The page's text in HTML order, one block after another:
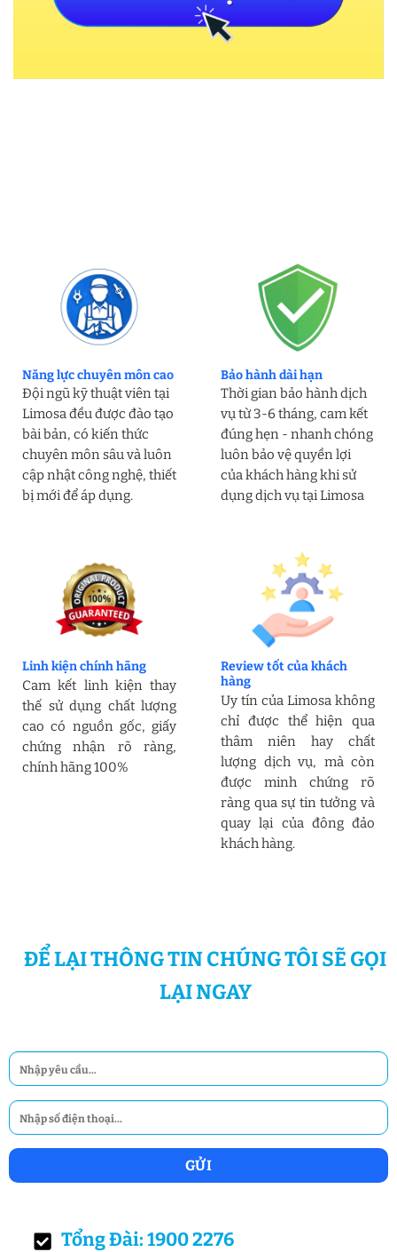
Năng lực chuyên môn cao
Đội ngũ kỹ thuật viên tại
Limosa đều được đào tạo
bài bản, có kiến thức
chuyên môn sâu và luôn
cập nhật công nghệ, thiết
bị mới để áp dụng.
Bảo hành dài hạn
Thời gian bảo hành dịch
vụ từ 3-6 tháng, cam kết
đúng hẹn - nhanh chóng
luôn bảo vệ quyền lợi
của khách hàng khi sử
dụng dịch vụ tại Limosa
Linh kiện chính hãng
Cam kết linh kiện thay
thế sử dụng chất lượng
cao có nguồn gốc, giấy
chứng nhận rõ ràng,
chính hãng 100%
Review tốt của khách
hàng
Uy tín của Limosa không
chỉ được thể hiện qua
thâm niên hay chất
lượng dịch vụ, mà còn
được minh chứng rõ
ràng qua sự tin tưởng và
quay lại của đông đảo
khách hàng.
ĐỂ LẠI THÔNG TIN CHÚNG TÔI SẼ GỌI
LẠI NGAY
Tổng Đài: 1900 2276